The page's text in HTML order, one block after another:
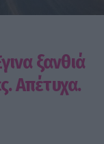
ξανθιά
Απέτυχα.